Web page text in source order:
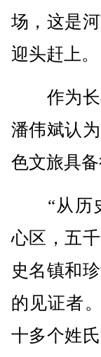
场，这是
迎头赶上。
作为长
潘伟斌认
色文旅具备
“从历史
心区，五
史名镇和
的见证者
十多个姓